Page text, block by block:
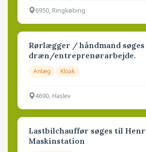
6950, Ringkøbing
Rørlægger / håndmand
dræn/entreprenørarbejde.
Anlæg Kloak
4690, Haslev
Lastbilchauffør søges til
Maskinstation